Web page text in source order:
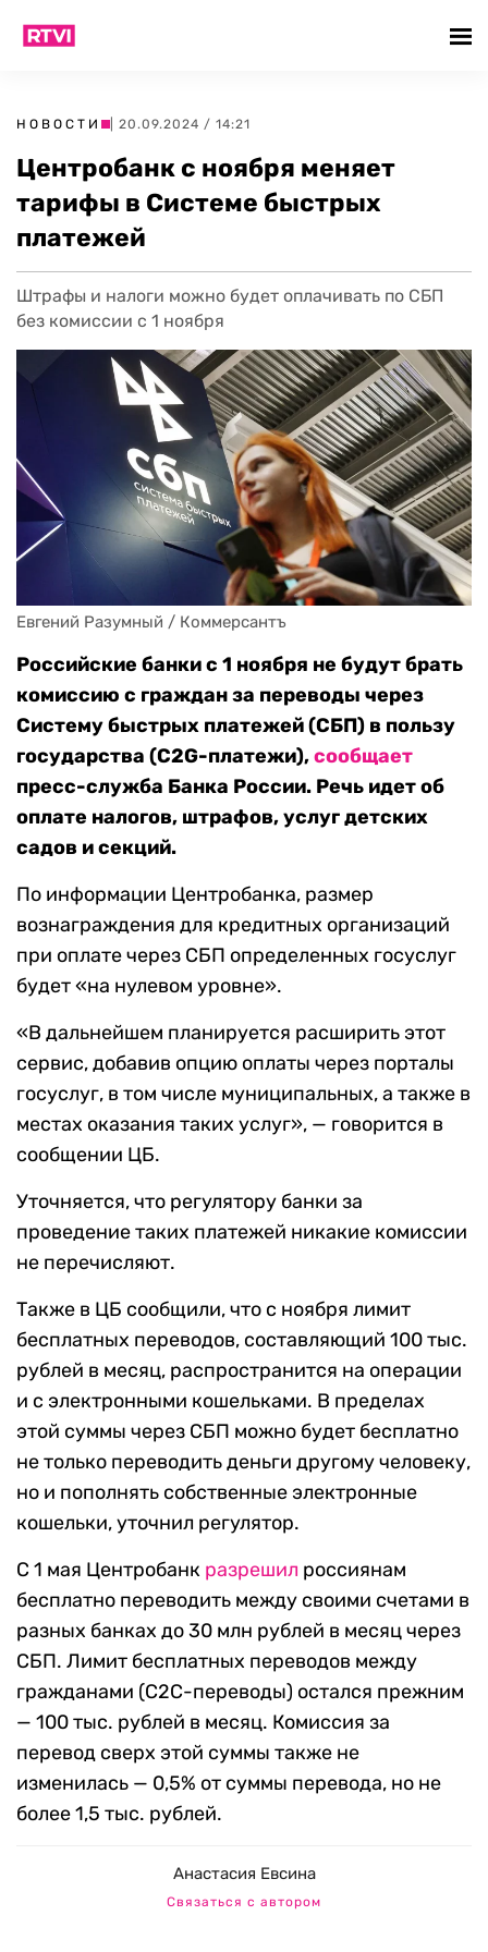
НОВОСТИ | 20.09.2024 / 14:21
Центробанк с ноября меняет
тарифы в Системе быстрых
платежей
Штрафы и налоги можно будет оплачивать по СБП
без комиссии с 1 ноября
Евгений Разумный / Коммерсантъ
Российские банки с 1 ноября не будут брать
комиссию с граждан за переводы через
Систему быстрых платежей (СБП) в пользу
государства (C2G-платежи),сообщает
пресс-служба Банка России. Речь идет об
оплате налогов, штрафов, услуг детских
садов и секций.
По информации Центробанка, размер
вознаграждения для кредитных организаций
при оплате через СБП определенных госуслуг
будет «на нулевом уровне».
«В дальнейшем планируется расширить этот
сервис, добавив опцию оплаты через порталы
госуслуг, в том числе муниципальных, а также в
местах оказания таких услуг», — говорится в
сообщении ЦБ.
Уточняется, что регулятору банки за
проведение таких платежей никакие комиссии
не перечисляют.
Также в ЦБ сообщили, что с ноября лимит
бесплатных переводов, составляющий 100 тыс.
рублей в месяц, распространится на операции
и с электронными кошельками. В пределах
этой суммы через СБП можно будет бесплатно
не только переводить деньги другому человеку,
но и пополнять собственные электронные
кошельки, уточнил регулятор.
С 1 мая Центробанк разрешил россиянам
бесплатно переводить между своими счетами в
разных банках до 30 млн рублей в месяц через
СБП. Лимит бесплатных переводов между
гражданами (С2С-переводы) остался прежним
— 100 тыс. рублей в месяц. Комиссия за
перевод сверх этой суммы также не
изменилась — 0,5% от суммы перевода, но не
более 1,5 тыс. рублей.
Анастасия Евсина
Связаться с автором